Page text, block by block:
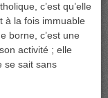
c’est qu’elle
à la fois immuable
borne, c’est une
activité ; elle
se sait sans